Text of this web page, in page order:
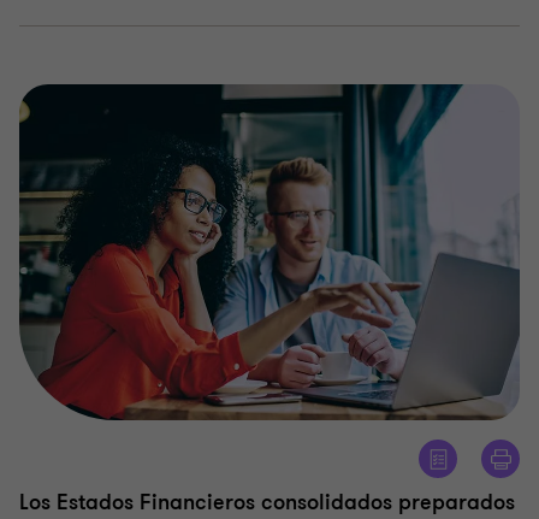
Los Estados Financieros consolidados preparados